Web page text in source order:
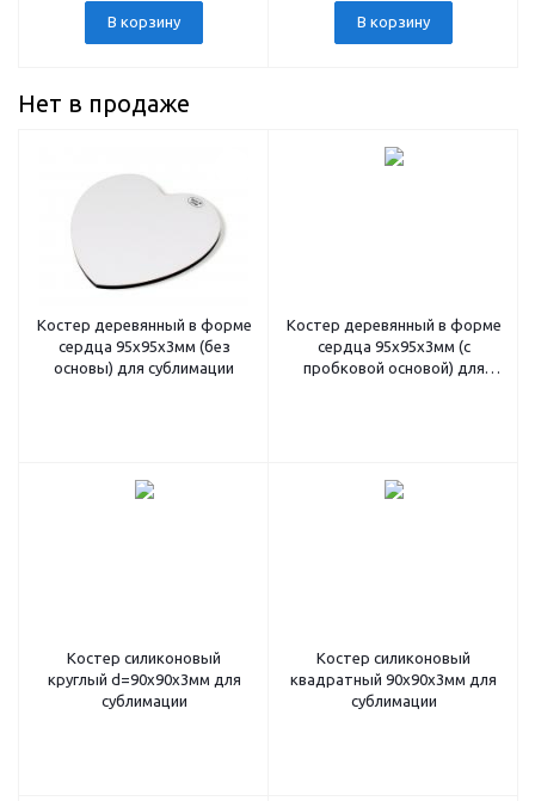
В корзину В корзину
Нет в продаже
Костер деревянный в форме
сердца 95х95х3мм (без
основы) для сублимации
Костер деревянный в форме
сердца 95х95х3мм (с
пробковой основой) для
Костер силиконовый
круглый d=90х90х3мм для
сублимации
Костер силиконовый
квадратный 90х90х3мм для
сублимации